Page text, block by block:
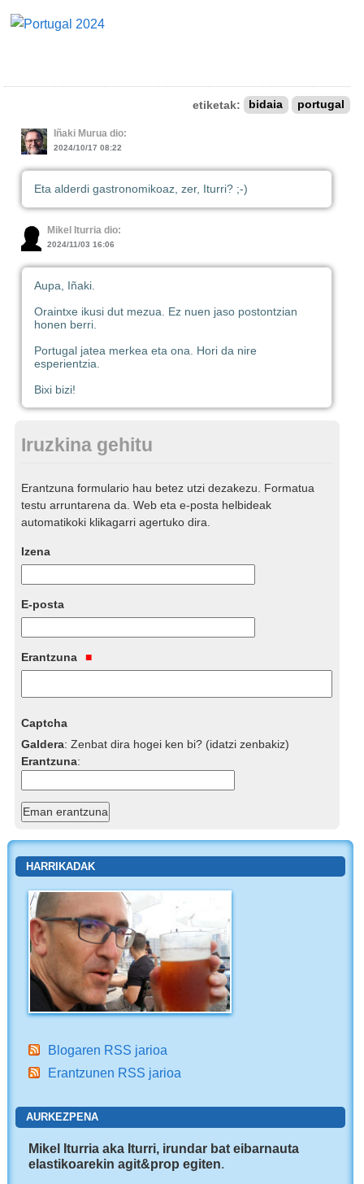
etiketak: bidaia portugal
Iñaki Murua dio:
2024/10/17 08:22
Eta alderdi gastronomikoaz, zer, Iturri? ;-)
Mikel Iturria dio:
2024/11/03 16:06
Aupa, Iñaki.
Oraintxe ikusi dut mezua. Ez nuen jaso postontzian
honen berri.
Portugal jatea merkea eta ona. Hori da nire
esperientzia.
Bixi bizi!
Iruzkina gehitu
Erantzuna formulario hau betez utzi dezakezu. Formatua
testu arruntarena da. Web eta e-posta helbideak
automatikoki klikagarri agertuko dira.
Izena
E-posta
Erantzuna
Captcha
Galdera:Zenbat dira hogei ken bi? (idatzi zenbakiz)
Erantzuna:
HARRIKADAK
Blogaren RSS jarioa
Erantzunen RSS jarioa
AURKEZPENA
Mikel Iturria aka Iturri, irundar bat eibarnauta
elastikoarekin agit&prop egiten.